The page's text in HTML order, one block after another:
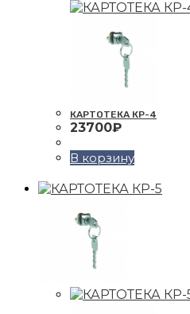
КАРТОТЕКА КР-4
23700₽
В корзину